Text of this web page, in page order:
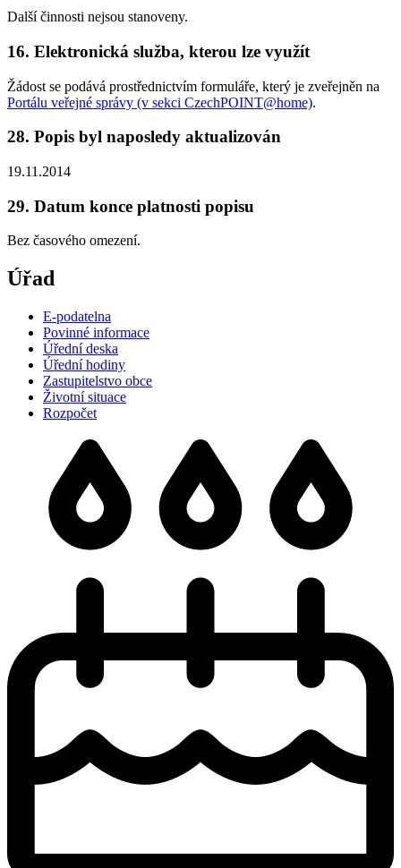
Další činnosti nejsou stanoveny.
16. Elektronická služba, kterou lze využít
Žádost se podává prostřednictvím formuláře, který je zveřejněn na
Portálu veřejné správy (v sekci CzechPOINT@home).
28. Popis byl naposledy aktualizován
19.11.2014
29. Datum konce platnosti popisu
Bez časového omezení.
Úřad
E-podatelna
Povinné informace
Úřední deska
Úřední hodiny
Zastupitelstvo obce
Životní situace
Rozpočet